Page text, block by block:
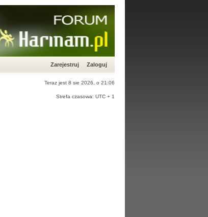
Zarejestruj Zaloguj
Teraz jest 8 sie 2026, o 21:06
Strefa czasowa: UTC + 1